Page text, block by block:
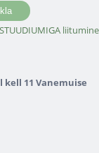
STUUDIUMIGA liitumine
11 Vanemuise